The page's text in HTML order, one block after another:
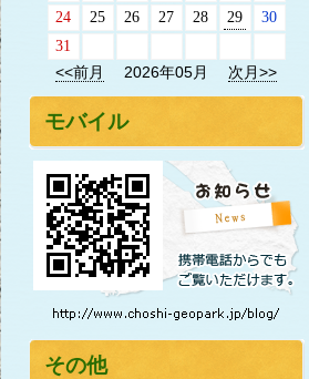
24
25 26 27 28 29
30
31
<<前月
2026年05月 次月>>
モバイル
その他